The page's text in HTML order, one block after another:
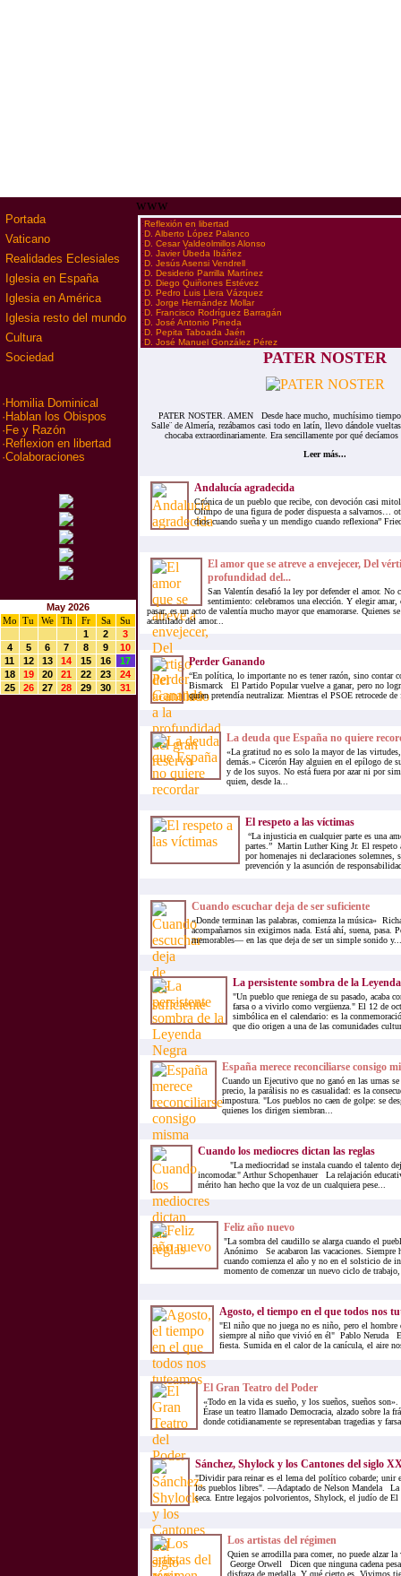
Portada
Vaticano
Realidades Eclesiales
Iglesia en España
Iglesia en América
Iglesia resto del mundo
Cultura
Sociedad
· Homilia Dominical
· Hablan los Obispos
· Fe y Razón
· Reflexion en libertad
·Colaboraciones
May 2026
Mo
Tu We Th Fr Sa
Su
1
2
3
4
5 6 7 8 9
10
11
12 13 14 15 16
17
18
19 20 21 22 23
24
25
26 27 28 29 30 31
www
·Reflexión en libertad
·D. Alberto López Palanco
·D. Cesar Valdeolmillos Alonso
·D. Javier Úbeda Ibáñez
·D. Jesús Asensi Vendrell
·D. Desiderio Parrilla Martínez
·D. Diego Quiñones Estévez
·D. Pedro Luis Llera Vázquez
·D. Jorge Hernández Mollar
·D. Francisco Rodríguez Barragán
·D. José Antonio Pineda
·D. Pepita Taboada Jaén
·D. José Manuel González Pérez
PATER NOSTER
PATER NOSTER. AMEN Desde hace mucho, muchísimo
Salle¨ de Almería, rezábamos casi todo en latín, llevo dándole
chocaba extraordinariamente. Era sencillamente por qué decíamos
Leer más...
Andalucía agradecida
Crónica de un pueblo que recibe, con devoción casi
Olimpo de una figura de poder dispuesta a salvarnos…
dios cuando sueña y un mendigo cuando reflexiona”
El amor que se atreve a envejecer, Del
profundidad del...
San Valentín desafió la ley por defender el amor. No
sentimiento: celebramos una elección. Y elegir amar,
pasar, es un acto de valentía mucho mayor que enamorarse. Quienes
acantilado del amor...
Perder Ganando
“En política, lo importante no es tener razón, sino contar
Bismarck El Partido Popular vuelve a ganar, pero no
quien pretendía neutralizar. Mientras el PSOE retrocede
La deuda que España no quiere
«La gratitud no es solo la mayor de las
demás.» Cicerón Hay alguien en el epílogo de
y de los suyos. No está fuera por azar ni por
quien, desde la...
El respeto a las víctimas
“La injusticia en cualquier parte es una
partes.” Martin Luther King Jr. El respeto
por homenajes ni declaraciones solemnes,
prevención y la asunción de
Cuando escuchar deja de ser suficiente
«Donde terminan las palabras, comienza la música»
acompañarnos sin exigirnos nada. Está ahí, suena, pasa.
memorables— en las que deja de ser un simple sonido y...
La persistente sombra de la
"Un pueblo que reniega de su pasado, acaba
farsa o a vivirlo como vergüenza." El 12 de
simbólica en el calendario: es la
que dio origen a una de las comunidades
España merece reconciliarse consigo
Cuando un Ejecutivo que no ganó en las urnas
precio, la parálisis no es casualidad: es la
impostura. "Los pueblos no caen de golpe: se
quienes los dirigen siembran...
Cuando los mediocres dictan las reglas
"La mediocridad se instala cuando el talento deja
incomodar." Arthur Schopenhauer La relajación
mérito han hecho que la voz de un cualquiera pese...
Feliz año nuevo
"La sombra del caudillo se alarga cuando el
Anónimo Se acabaron las vacaciones. Siempre
cuando comienza el año y no en el solsticio de
momento de comenzar un nuevo ciclo de
Agosto, el tiempo en el que todos nos
"El niño que no juega no es niño, pero el hombre
siempre al niño que vivió en él" Pablo Neruda
fiesta. Sumida en el calor de la canícula, el aire
El Gran Teatro del Poder
«Todo en la vida es sueño, y los sueños, sueños
Érase un teatro llamado Democracia, alzado sobre la
donde cotidianamente se representaban tragedias y
Sánchez, Shylock y los Cantones del siglo
"Dividir para reinar es el lema del político cobarde; unir
los pueblos libres". —Adaptado de Nelson Mandela La
seca. Entre legajos polvorientos, Shylock, el judío de El
Los artistas del régimen
Quien se arrodilla para comer, no puede alzar la
George Orwell Dicen que ninguna cadena
disfraza de medalla. Y qué cierto es. Vivimos